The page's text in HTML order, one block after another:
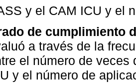
y el CAM ICU y el
de cumplimiento
a través de la
el número de veces
y el número de